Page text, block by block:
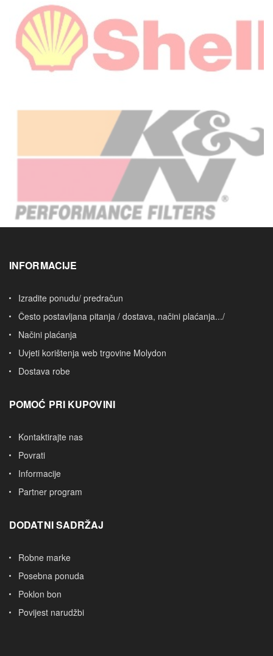
INFORMACIJE
Izradite ponudu/ predračun
Često postavljana pitanja / dostava, načini plaćanja.../
Načini plaćanja
Uvjeti korištenja web trgovine Molydon
Dostava robe
POMOĆ PRI KUPOVINI
Kontaktirajte nas
Povrati
Informacije
Partner program
DODATNI SADRŽAJ
Robne marke
Posebna ponuda
Poklon bon
Povijest narudžbi